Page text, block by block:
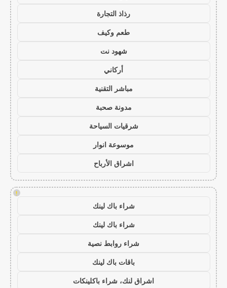
رذاذ التجارة
طعم وكيف
شهود نت
أركاني
مباشر التقنية
مدونة صحبة
شرقيات السياحة
موسوعة انوار
اشراق الأرباح
!
شراء باك لينك
شراء باك لينك
شراء روابط نصية
باقات باك لينك
اشراق لنك، شراء باكلينكات